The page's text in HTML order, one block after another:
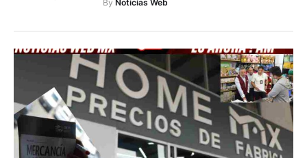
By Noticias Web